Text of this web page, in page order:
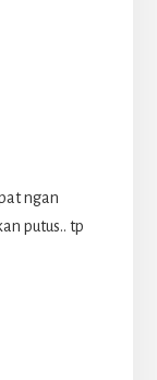
ngan
putus.. tp